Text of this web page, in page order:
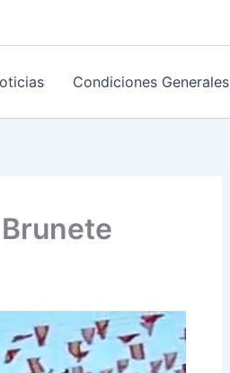
Condiciones Generales